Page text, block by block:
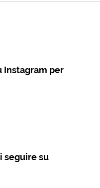
Instagram per
seguire su